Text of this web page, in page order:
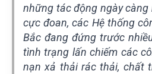
những tác động ngày
cực đoan, các Hệ thống
Bắc đang đứng trước
tình trạng lấn chiếm các
nạn xả thải rác thải, chất